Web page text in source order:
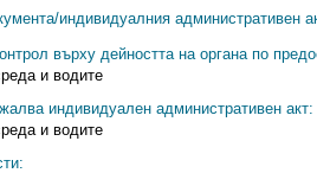
индивидуалния административен
върху дейността на органа по
и водите
индивидуален административен акт:
и водите